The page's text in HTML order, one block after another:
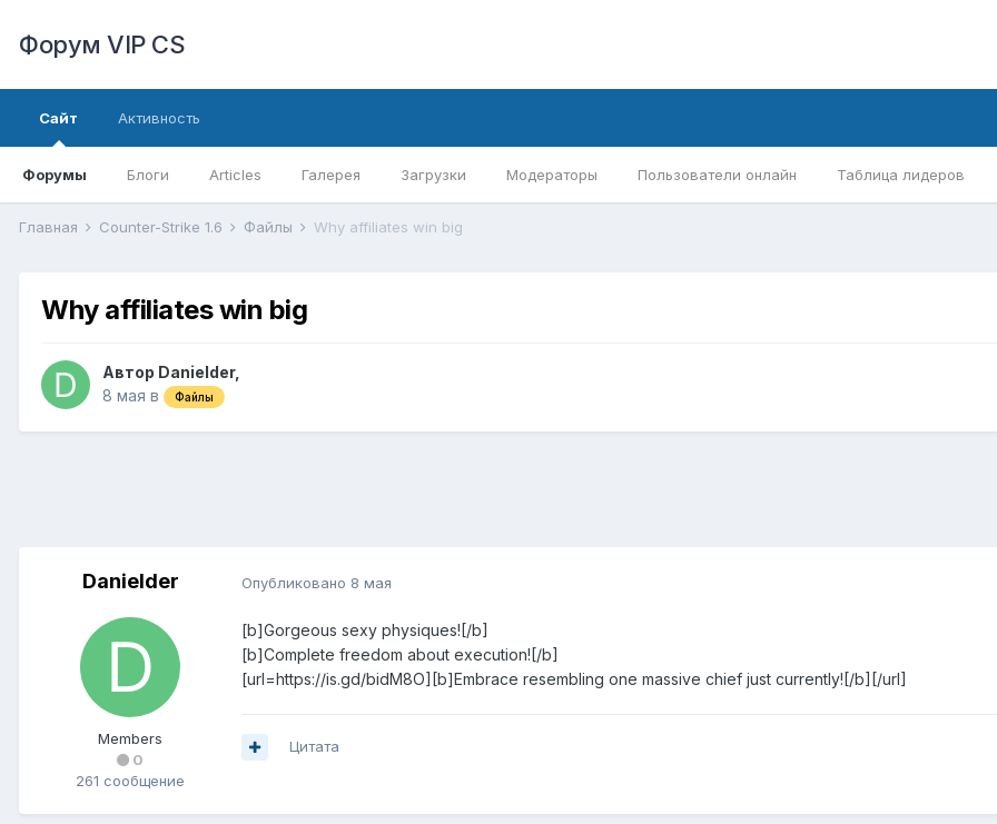
Форум VIP CS
Сайт
Форумы Блоги Articles Галерея Загрузки Модераторы Пользователи онлайн Таблица лидеров
Активность
Главная Counter-Strike 1.6 Файлы Why affiliates win big
Why affiliates win big
Автор Danielder,
8 мая в Файлы
Danielder
Members
0
261 сообщение
Опубликовано 8 мая
[b]Gorgeous sexy physiques![/b]
[b]Complete freedom about execution![/b]
[url=https://is.gd/bidM8O][b]Embrace resembling one massive chief just currently![/b][/url]
Цитата